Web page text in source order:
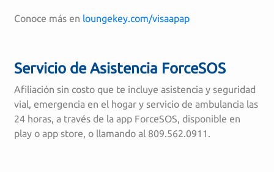
Conoce más en loungekey.com/visaapap
Servicio de Asistencia ForceSOS
Afiliación sin costo que te incluye asistencia y seguridad
vial, emergencia en el hogar y servicio de ambulancia las
24 horas, a través de la app ForceSOS, disponible en
play o app store, o llamando al 809.562.0911.